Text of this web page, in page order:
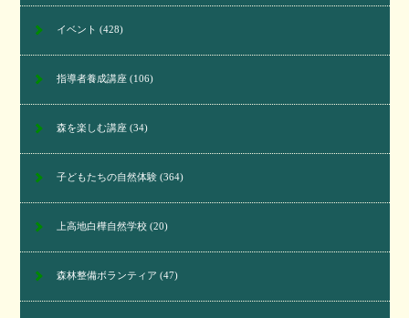
イベント (428)
指導者養成講座(106)
森を楽しむ講座(34)
子どもたちの自然体験(364)
上高地白樺自然学校(20)
森林整備ボランティア (47)